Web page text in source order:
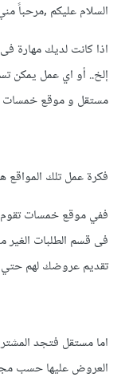
السلام عليكم ,مرحباً
اذا كانت لديك مهارة
إلخ.. أو اي عمل يمكن
مستقل و موقع خمسات
فكرة عمل تلك
ففي موقع خمسات تقوم
فى قسم الطلبات
تقديم عروضك لهم
اما مستقل فتجد
العروض عليها حسب